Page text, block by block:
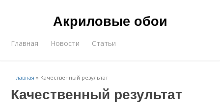
Акриловые обои
Главная Новости Статьи
Главная » Качественный результат
Качественный результат